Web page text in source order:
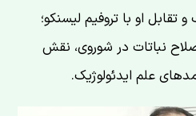
تقابل او با تروفیم لیسنکو؛
نباتات در شوروی، نقش
علم ایدئولوژیک.